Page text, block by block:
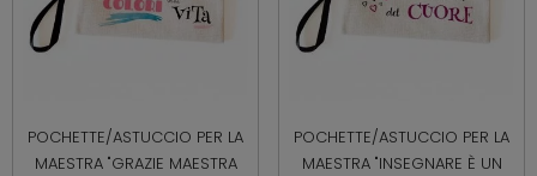
POCHETTE/ASTUCCIO PER LA
MAESTRA "GRAZIE MAESTRA
POCHETTE/ASTUCCIO PER LA
MAESTRA "INSEGNARE È UN